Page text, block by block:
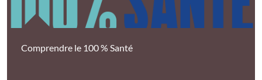
Comprendre le 100 % Santé